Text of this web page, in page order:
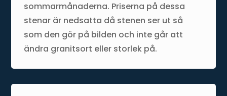
sommarmånaderna. Priserna på dessa
stenar är nedsatta då stenen ser ut så
som den gör på bilden och inte går att
ändra granitsort eller storlek på.